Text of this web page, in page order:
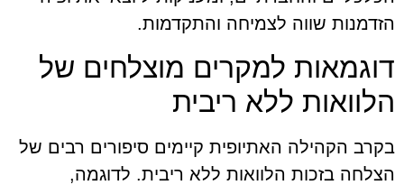
הזדמנות שווה לצמיחה והתקדמות.
דוגמאות למקרים מוצלחים של
הלוואות ללא ריבית
בקרב הקהילה האתיופית קיימים סיפורים רבים של
הצלחה בזכות הלוואות ללא ריבית. לדוגמה,